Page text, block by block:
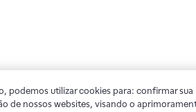
podemos utilizar cookies para: confirmar
de nossos websites, visando o